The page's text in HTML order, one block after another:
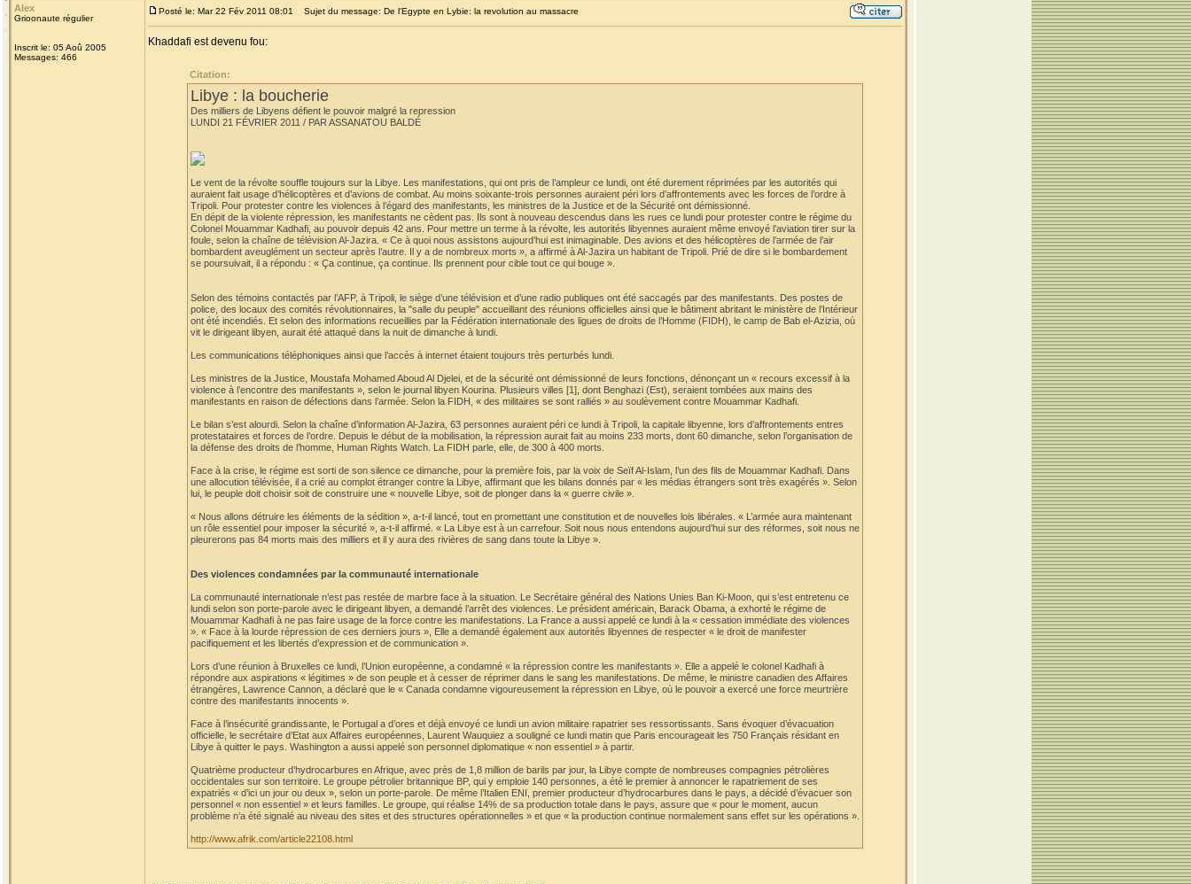
Alex
Grioonaute régulier
Inscrit le: 05 Aoû 2005
Messages: 466
Posté le: Mar 22 Fév 2011 08:01 Sujet du message: De l'Egypte en Lybie: la revolution au massacre
Khaddafi est devenu fou:
Citation:
Libye : la boucherie
Des milliers de Libyens défient le pouvoir malgré la repression
LUNDI 21 FÉVRIER 2011 / PAR ASSANATOU BALDÉ
Le vent de la révolte souffle toujours sur la Libye. Les manifestations, qui ont pris de l’ampleur ce lundi, ont été durement réprimées par les autorités qui
auraient fait usage d’hélicoptères et d’avions de combat. Au moins soixante-trois personnes auraient péri lors d’affrontements avec les forces de l’ordre à
Tripoli. Pour protester contre les violences à l’égard des manifestants, les ministres de la Justice et de la Sécurité ont démissionné.
En dépit de la violente répression, les manifestants ne cèdent pas. Ils sont à nouveau descendus dans les rues ce lundi pour protester contre le régime du
Colonel Mouammar Kadhafi, au pouvoir depuis 42 ans. Pour mettre un terme à la révolte, les autorités libyennes auraient même envoyé l’aviation tirer sur la
foule, selon la chaîne de télévision Al-Jazira. « Ce à quoi nous assistons aujourd’hui est inimaginable. Des avions et des hélicoptères de l’armée de l’air
bombardent aveuglément un secteur après l’autre. Il y a de nombreux morts », a affirmé à Al-Jazira un habitant de Tripoli. Prié de dire si le bombardement
se poursuivait, il a répondu : « Ça continue, ça continue. Ils prennent pour cible tout ce qui bouge ».
Selon des témoins contactés par l’AFP, à Tripoli, le siège d’une télévision et d’une radio publiques ont été saccagés par des manifestants. Des postes de
police, des locaux des comités révolutionnaires, la "salle du peuple" accueillant des réunions officielles ainsi que le bâtiment abritant le ministère de l’Intérieur
ont été incendiés. Et selon des informations recueillies par la Fédération internationale des ligues de droits de l’Homme (FIDH), le camp de Bab el-Azizia, où
vit le dirigeant libyen, aurait été attaqué dans la nuit de dimanche à lundi.
Les communications téléphoniques ainsi que l’accès à internet étaient toujours très perturbés lundi.
Les ministres de la Justice, Moustafa Mohamed Aboud Al Djelei, et de la sécurité ont démissionné de leurs fonctions, dénonçant un « recours excessif à la
violence à l’encontre des manifestants », selon le journal libyen Kourina. Plusieurs villes [1], dont Benghazi (Est), seraient tombées aux mains des
manifestants en raison de défections dans l’armée. Selon la FIDH, « des militaires se sont ralliés » au soulèvement contre Mouammar Kadhafi.
Le bilan s’est alourdi. Selon la chaîne d’information Al-Jazira, 63 personnes auraient péri ce lundi à Tripoli, la capitale libyenne, lors d’affrontements entres
protestataires et forces de l’ordre. Depuis le début de la mobilisation, la répression aurait fait au moins 233 morts, dont 60 dimanche, selon l’organisation de
la défense des droits de l’homme, Human Rights Watch. La FIDH parle, elle, de 300 à 400 morts.
Face à la crise, le régime est sorti de son silence ce dimanche, pour la première fois, par la voix de Seïf Al-Islam, l’un des fils de Mouammar Kadhafi. Dans
une allocution télévisée, il a crié au complot étranger contre la Libye, affirmant que les bilans donnés par « les médias étrangers sont très exagérés ». Selon
lui, le peuple doit choisir soit de construire une « nouvelle Libye, soit de plonger dans la « guerre civile ».
« Nous allons détruire les éléments de la sédition », a-t-il lancé, tout en promettant une constitution et de nouvelles lois libérales. « L’armée aura maintenant
un rôle essentiel pour imposer la sécurité », a-t-il affirmé. « La Libye est à un carrefour. Soit nous nous entendons aujourd’hui sur des réformes, soit nous ne
pleurerons pas 84 morts mais des milliers et il y aura des rivières de sang dans toute la Libye ».
Des violences condamnées par la communauté internationale
La communauté internationale n’est pas restée de marbre face à la situation. Le Secrétaire général des Nations Unies Ban Ki-Moon, qui s’est entretenu ce
lundi selon son porte-parole avec le dirigeant libyen, a demandé l’arrêt des violences. Le président américain, Barack Obama, a exhorté le régime de
Mouammar Kadhafi à ne pas faire usage de la force contre les manifestations. La France a aussi appelé ce lundi à la « cessation immédiate des violences
». « Face à la lourde répression de ces derniers jours », Elle a demandé également aux autorités libyennes de respecter « le droit de manifester
pacifiquement et les libertés d’expression et de communication ».
Lors d’une réunion à Bruxelles ce lundi, l’Union européenne, a condamné « la répression contre les manifestants ». Elle a appelé le colonel Kadhafi à
répondre aux aspirations « légitimes » de son peuple et à cesser de réprimer dans le sang les manifestations. De même, le ministre canadien des Affaires
étrangères, Lawrence Cannon, a déclaré que le « Canada condamne vigoureusement la répression en Libye, où le pouvoir a exercé une force meurtrière
contre des manifestants innocents ».
Face à l’insécurité grandissante, le Portugal a d’ores et déjà envoyé ce lundi un avion militaire rapatrier ses ressortissants. Sans évoquer d’évacuation
officielle, le secrétaire d’Etat aux Affaires européennes, Laurent Wauquiez a souligné ce lundi matin que Paris encourageait les 750 Français résidant en
Libye à quitter le pays. Washington a aussi appelé son personnel diplomatique « non essentiel » à partir.
Quatrième producteur d’hydrocarbures en Afrique, avec près de 1,8 million de barils par jour, la Libye compte de nombreuses compagnies pétrolières
occidentales sur son territoire. Le groupe pétrolier britannique BP, qui y emploie 140 personnes, a été le premier à annoncer le rapatriement de ses
expatriés « d’ici un jour ou deux », selon un porte-parole. De même l’Italien ENI, premier producteur d’hydrocarbures dans le pays, a décidé d’évacuer son
personnel « non essentiel » et leurs familles. Le groupe, qui réalise 14% de sa production totale dans le pays, assure que « pour le moment, aucun
problème n’a été signalé au niveau des sites et des structures opérationnelles » et que « la production continue normalement sans effet sur les opérations ».
http://www.afrik.com/article22108.html